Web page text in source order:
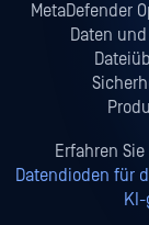
MetaDefender
Daten
Erfahren
Datendioden für